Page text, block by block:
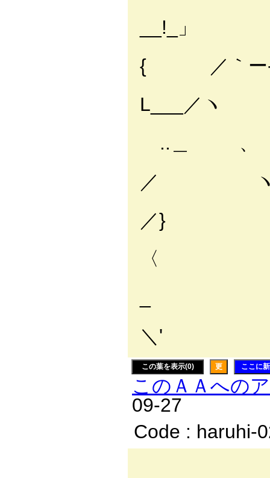
__!_
{ ／｀ー-
L___／
ゝ..＿
／ ヽ
／}
〈
＼'
この葉を表示(0) 更 ここに
このＡＡへの
09-27
Code : haruhi-